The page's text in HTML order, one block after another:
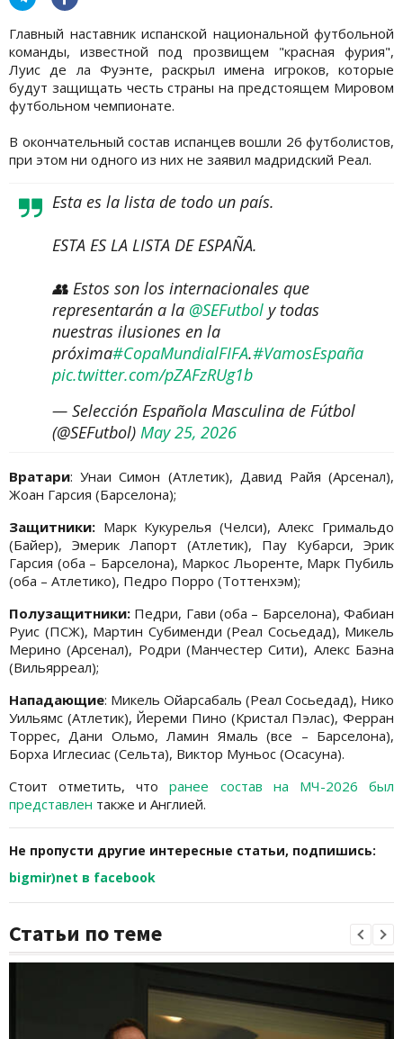
Главный наставник испанской национальной футбольной
команды, известной под прозвищем "красная фурия",
Луис де ла Фуэнте, раскрыл имена игроков, которые
будут защищать честь страны на предстоящем Мировом
футбольном чемпионате.
В окончательный состав испанцев вошли 26 футболистов,
при этом ни одного из них не заявил мадридский Реал.
Esta es la lista de todo un país.
ESTA ES LA LISTA DE ESPAÑA.
👥 Estos son los internacionales que
representarán a la @SEFutbol y todas
nuestras ilusiones en la
próxima#CopaMundialFIFA.#VamosEspaña
pic.twitter.com/pZAFzRUg1b
— Selección Española Masculina de Fútbol
(@SEFutbol) May 25, 2026
Вратари: Унаи Симон (Атлетик), Давид Райя (Арсенал),
Жоан Гарсия (Барселона);
Защитники: Марк Кукурелья (Челси), Алекс Гримальдо
(Байер), Эмерик Лапорт (Атлетик), Пау Кубарси, Эрик
Гарсия (оба – Барселона), Маркос Льоренте, Марк Пубиль
(оба – Атлетико), Педро Порро (Тоттенхэм);
Полузащитники: Педри, Гави (оба – Барселона), Фабиан
Руис (ПСЖ), Мартин Субименди (Реал Сосьедад), Микель
Мерино (Арсенал), Родри (Манчестер Сити), Алекс Баэна
(Вильярреал);
Нападающие: Микель Ойарсабаль (Реал Сосьедад), Нико
Уильямс (Атлетик), Йереми Пино (Кристал Пэлас), Ферран
Торрес, Дани Ольмо, Ламин Ямаль (все – Барселона),
Борха Иглесиас (Сельта), Виктор Муньос (Осасуна).
Стоит отметить, чторанее состав на МЧ-2026 был
представлен также и Англией.
Не пропусти другие интересные статьи, подпишись:
bigmir)net в facebook
Статьи по теме